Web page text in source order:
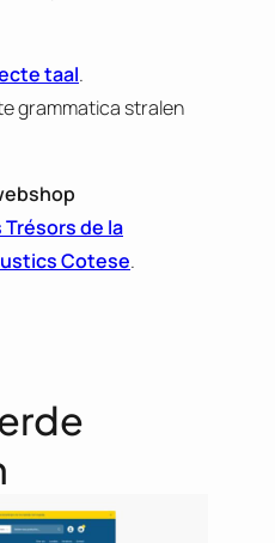
taal.
grammatica stralen
Trésors de la
Cotese.